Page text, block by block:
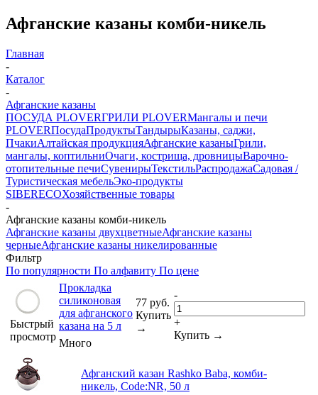
Афганские казаны комби-никель
Главная
-
Каталог
-
Афганские казаны
ПОСУДА PLOVERГРИЛИ PLOVERМангалы и печи
PLOVERПосудаПродуктыТандырыКазаны, саджи,
ПчакиАлтайская продукцияАфганские казаныГрили,
мангалы, коптильниОчаги, кострища, дровницыВарочно-
отопительные печиСувенирыТекстильРаспродажаСадовая /
Туристическая мебельЭко-продукты
SIBERECOХозяйственные товары
-
Афганские казаны комби-никель
Афганские казаны двухцветныеАфганские казаны
черныеАфганские казаны никелированные
Фильтр
По популярности По алфавиту По цене
Быстрый
просмотр
Прокладка
силиконовая
для афганского
казана на 5 л
Много
77 руб.
Купить
→
-
+
Купить →
Афганский казан Rashko Baba, комби-
никель, Code:NR, 50 л